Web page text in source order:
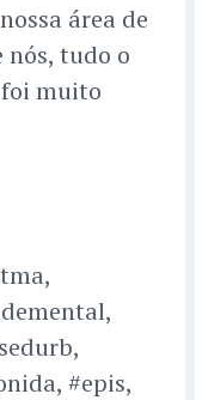
área de
nós, tudo o
muito
#epis,